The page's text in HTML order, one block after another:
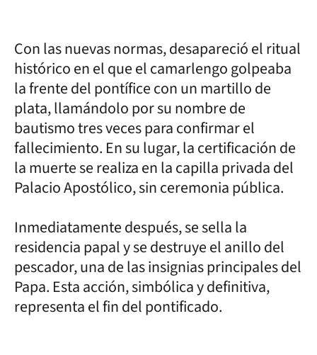
Con las nuevas normas, desapareció el ritual
histórico en el que el camarlengo golpeaba
la frente del pontífice con un martillo de
plata, llamándolo por su nombre de
bautismo tres veces para confirmar el
fallecimiento. En su lugar, la certificación de
la muerte se realiza en la capilla privada del
Palacio Apostólico, sin ceremonia pública.
Inmediatamente después, se sella la
residencia papal y se destruye el anillo del
pescador, una de las insignias principales del
Papa. Esta acción, simbólica y definitiva,
representa el fin del pontificado.